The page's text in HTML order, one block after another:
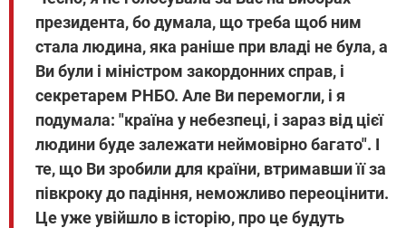
президента, бо думала, що треба щоб ним
стала людина, яка раніше при владі не була, а
Ви були і міністром закордонних справ, і
секретарем РНБО. Але Ви перемогли, і я
подумала: "країна у небезпеці, і зараз від цієї
людини буде залежати неймовірно багато". І
те, що Ви зробили для країни, втримавши її за
півкроку до падіння, неможливо переоцінити.
Це уже увійшло в історію, про це будуть